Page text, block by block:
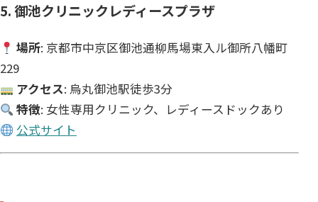
5. 御池クリニックレディースプラザ
場所: 京都市中京区御池通柳馬場東入ル御所八幡町
229
アクセス: 烏丸御池駅徒歩3分
特徴: 女性専用クリニック、レディースドックあり
公式サイト